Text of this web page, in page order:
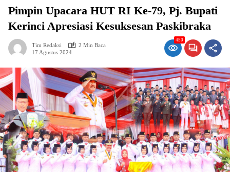
Pimpin Upacara HUT RI Ke-79, Pj. Bupati
Kerinci Apresiasi Kesuksesan Paskibraka
Tim Redaksi
2 Min Baca
17 Agustus 2024
450